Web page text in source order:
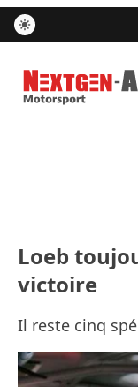
Nextgen-
Loeb
victoire
Il reste cinq